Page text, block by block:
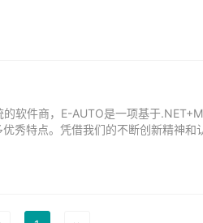
软件商，E-AUTO是一项基于
秀特点。凭借我们的不断创新精神和